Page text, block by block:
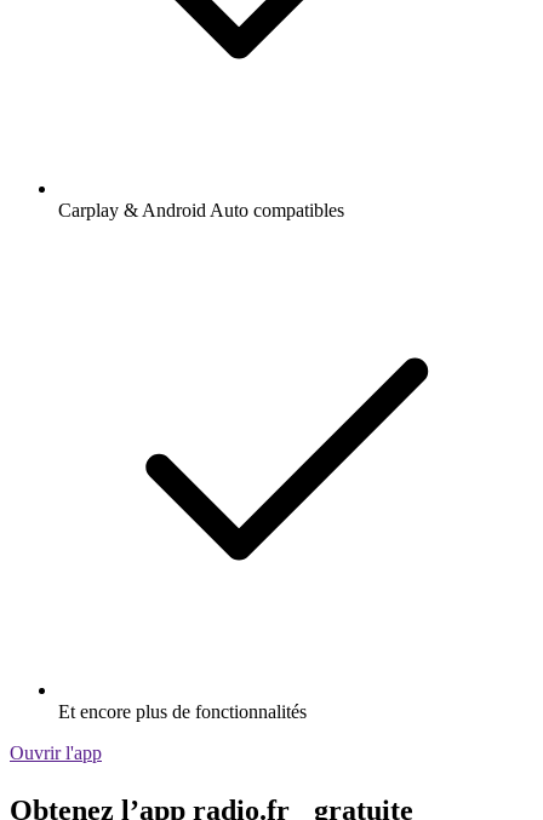
Carplay & Android Auto compatibles
Et encore plus de fonctionnalités
Ouvrir l'app
Obtenez l’app radio.fr gratuite